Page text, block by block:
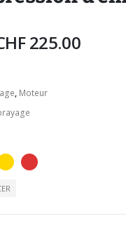
225.00
, Moteur